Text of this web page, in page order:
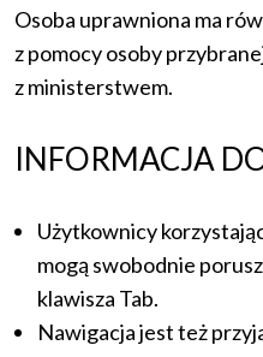
Osoba uprawniona ma
z pomocy osoby
z ministerstwem.
INFORMACJA
Użytkownicy
mogą swobodnie
klawisza Tab.
Nawigacja jest też